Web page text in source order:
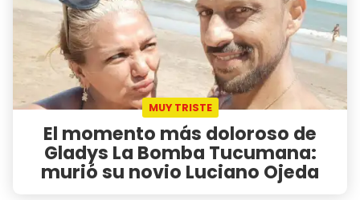
MUY TRISTE
El momento más doloroso de
Gladys La Bomba Tucumana:
murió su novio Luciano Ojeda